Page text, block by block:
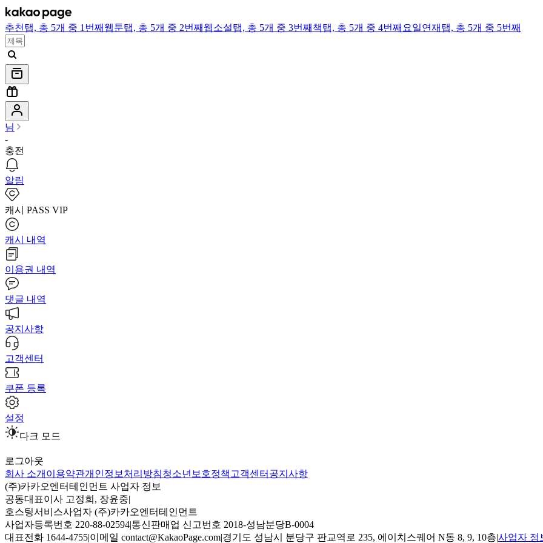
추천 탭, 총 5개 중 1번째 웹툰탭, 총 5개 중 2번째 웹소설탭, 총 5개 중 3번째 책탭, 총 5개 중 4번째 요일연재 탭, 총 5개 중 5번째
님
-
충전
알림
캐시 PASS VIP
캐시 내역
이용권 내역
댓글 내역
공지사항
고객센터
쿠폰 등록
설정
다크 모드
로그아웃
회사 소개 이용약관개인정보처리방침청소년보호정책 고객센터 공지사항
(주)카카오엔터테인먼트 사업자 정보
공동대표이사 고정희, 장윤중|
호스팅서비스사업자 (주)카카오엔터테인먼트
사업자등록번호 220-88-02594|통신판매업 신고번호 2018-성남분당B-0004
대표전화 1644-4755|이메일 contact@KakaoPage.com|경기도 성남시 분당구 판교역로 235, 에이치스퀘어 N동 8, 9, 10층|사업자 정